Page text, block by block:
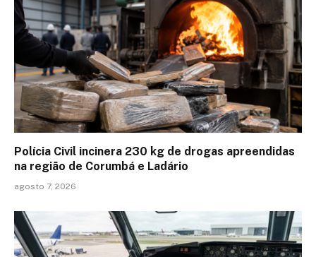
Polícia Civil incinera 230 kg de drogas apreendidas
na região de Corumbá e Ladário
agosto 7, 2026